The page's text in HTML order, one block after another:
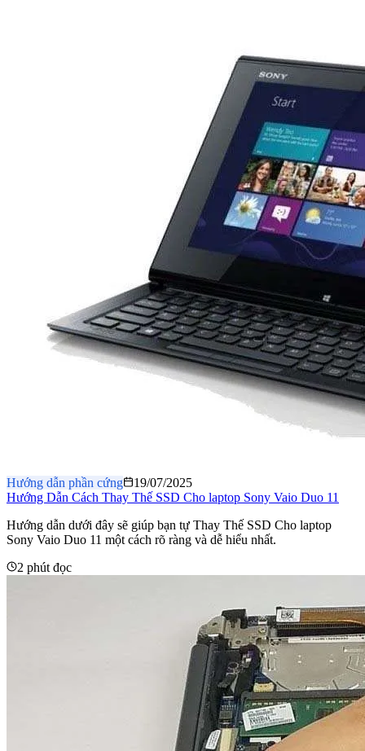
Hướng dẫn phần cứng
19/07/2025
Hướng Dẫn Cách Thay Thế SSD Cho laptop Sony Vaio Duo 11
Hướng dẫn dưới đây sẽ giúp bạn tự Thay Thế SSD Cho laptop
Sony Vaio Duo 11 một cách rõ ràng và dễ hiểu nhất.
2 phút đọc